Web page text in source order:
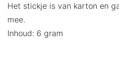
Het stickje is van karton en
mee.
Inhoud: 6 gram